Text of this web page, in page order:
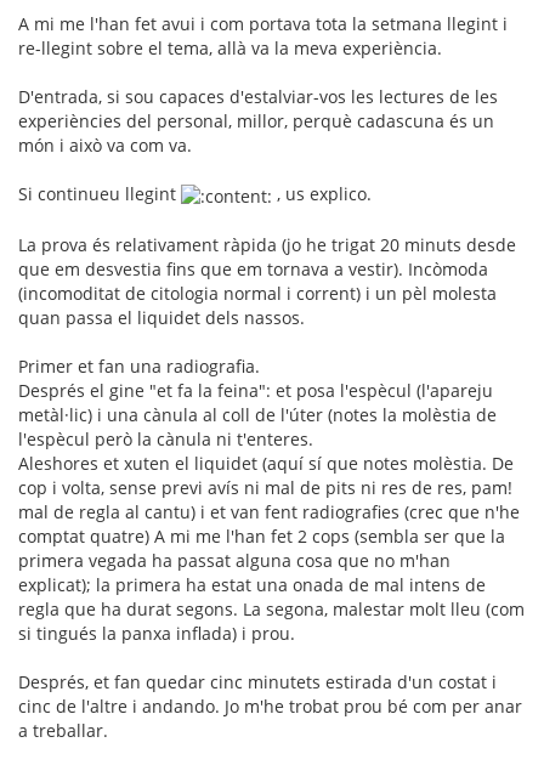
A mi me l'han fet avui i com portava tota la setmana llegint i
re-llegint sobre el tema, allà va la meva experiència.
D'entrada, si sou capaces d'estalviar-vos les lectures de les
experiències del personal, millor, perquè cadascuna és un
món i això va com va.
Si continueu llegint , us explico.
La prova és relativament ràpida (jo he trigat 20 minuts desde
que em desvestia fins que em tornava a vestir). Incòmoda
(incomoditat de citologia normal i corrent) i un pèl molesta
quan passa el liquidet dels nassos.
Primer et fan una radiografia.
Després el gine "et fa la feina": et posa l'espècul (l'apareju
metàl·lic) i una cànula al coll de l'úter (notes la molèstia de
l'espècul però la cànula ni t'enteres.
Aleshores et xuten el liquidet (aquí sí que notes molèstia. De
cop i volta, sense previ avís ni mal de pits ni res de res, pam!
mal de regla al cantu) i et van fent radiografies (crec que n'he
comptat quatre) A mi me l'han fet 2 cops (sembla ser que la
primera vegada ha passat alguna cosa que no m'han
explicat); la primera ha estat una onada de mal intens de
regla que ha durat segons. La segona, malestar molt lleu (com
si tingués la panxa inflada) i prou.
Després, et fan quedar cinc minutets estirada d'un costat i
cinc de l'altre i andando. Jo m'he trobat prou bé com per anar
a treballar.